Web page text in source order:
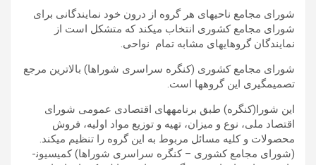
شورای مجامع ناحیه­ای هر گروه از درون خود نمایندگانی برای
شورای مجامع کشوری انتخاب می­کند که متشکل است از
نمایندگان گروهای­های مشابه تمام نواحی.
شورای مجامع کشوری (کنگره سراسری شوراها) بالاترین مرجع
تصمیم­گیری این گروه­ها است.
این شورا(کنگره) طبق برنامه­های اقتصادی عمومی شورای
اقتصاد ملی، نوع و میزان، تهیه و توزیع مواد اولیه، فروش
محصولات و کلیه مسائل مربوط به این گروه را تنظیم می­کند.
(شورای مجامع کشوری – کنگره سراسری شوراها) کمیسیون­